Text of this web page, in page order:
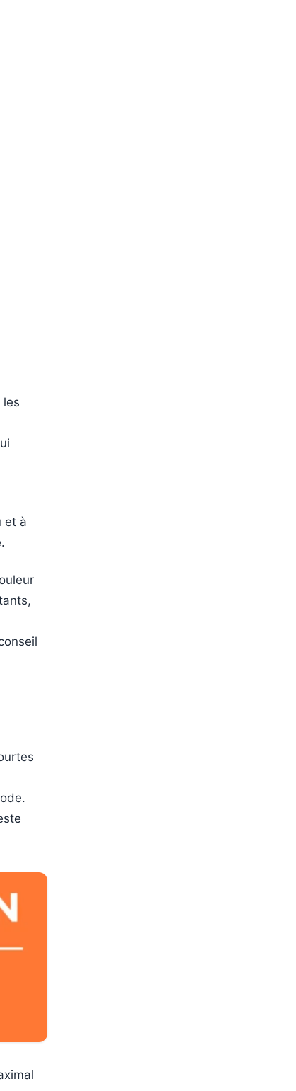
les
et à